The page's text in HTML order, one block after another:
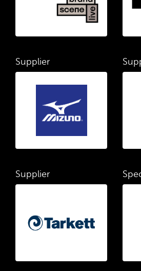
Supplier
Supplier